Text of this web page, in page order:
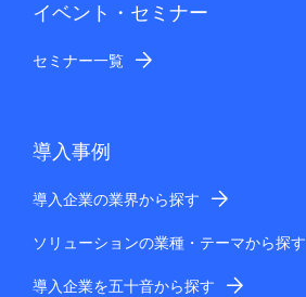
イベント・セミナー
セミナー一覧
導入事例
導入企業の業界から探す
ソリューションの業種・テーマから探す
導入企業を五十音から探す